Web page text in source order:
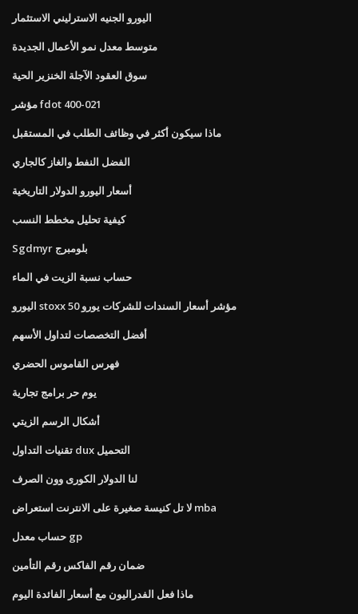
اليورو الجنيه الاسترليني الاستثمار
متوسط ​​معدل نمو الأعمال الجديدة
سوق العقود الآجلة الخنزير الحية
مؤشر fdot 400-021
ماذا سيكون أكثر في وظائف الطلب في المستقبل
الفضل النفط والغاز كالجاري
أسعار اليورو الدولار التاريخية
كيفية تحليل مخطط النسب
Sgdmyr بلومبرج
حساب نسبة الزيت في الماء
اليورو stoxx 50 مؤشر أسعار السندات للشركات يورو
أفضل التخصصات لتداول الأسهم
فهرس القاموس الحضري
يوم حر برامج تجارية
أشكال الرسم الزيتي
تقنيات التداول dux التحميل
لنا الدولار الكورى وون الصرف
لا تل كنيسة صغيرة على الانترنت استعراض mba
حساب معدل gp
ضمان رقم الفاكس رقم التأمين
ماذا فعل الفدراليون مع أسعار الفائدة اليوم